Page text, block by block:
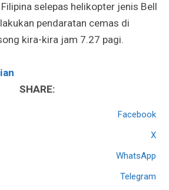
selepas helikopter jenis Bell
pendaratan cemas di
kira-kira jam 7.27 pagi.
SHARE:
Facebook
X
WhatsApp
Telegram